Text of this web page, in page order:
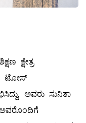
ಕ್ಷೇತ್ರ
ಟೋಸ್
ಅವರು ಸುನಿತಾ